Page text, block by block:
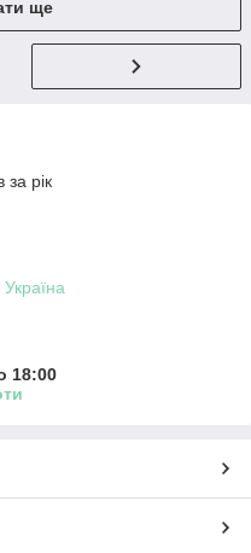
ще
за рік
18:00